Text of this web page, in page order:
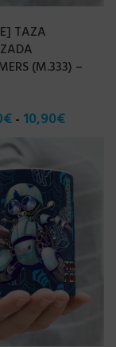
TAZA
(M.333) –
€ - 10,90€